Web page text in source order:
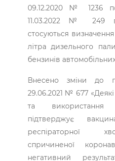
09.12.2020 № 1236
11.03.2022 № 249
стосуються
літра дизельного
бензинів
Внесено зміни до
29.06.2021 № 677
та використання
підтверджує
респіраторної
спричиненої
негативний